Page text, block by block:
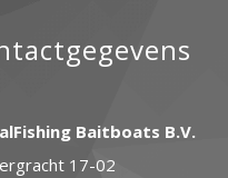
Baitboats B.V.
17-02